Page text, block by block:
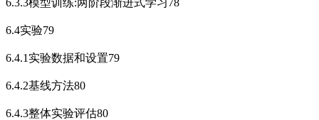
6.3.3模型训练:两阶段渐进式学习78
6.4实验79
6.4.1实验数据和设置79
6.4.2基线方法80
6.4.3整体实验评估80